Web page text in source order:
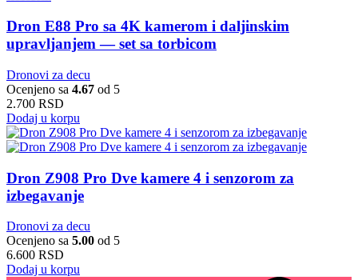
Dron E88 Pro sa 4K kamerom i daljinskim
upravljanjem — set sa torbicom
Dronovi za decu
Ocenjeno sa 4.67 od 5
2.700 RSD
Dodaj u korpu
Dron Z908 Pro Dve kamere 4 i senzorom za
izbegavanje
Dronovi za decu
Ocenjeno sa 5.00 od 5
6.600 RSD
Dodaj u korpu